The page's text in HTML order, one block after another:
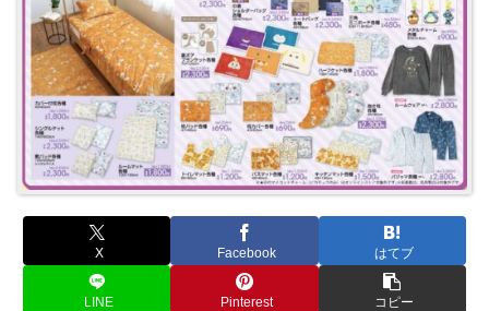
X Facebook はてブ
LINE Pinterest コピー